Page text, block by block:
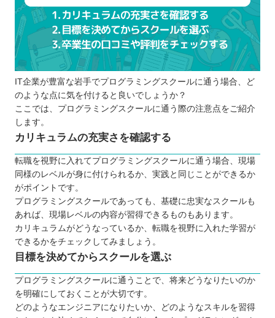
IT企業が豊富な岩手でプログラミングスクールに通う場合、ど
のような点に気を付けると良いでしょうか？
ここでは、プログラミングスクールに通う際の注意点をご紹介
します。
カリキュラムの充実さを確認する
転職を視野に入れてプログラミングスクールに通う場合、現場
同様のレベルが身に付けられるか、実践と同じことができるか
がポイントです。
プログラミングスクールであっても、基礎に忠実なスクールも
あれば、現場レベルの内容が習得できるものもあります。
カリキュラムがどうなっているか、転職を視野に入れた学習が
できるかをチェックしてみましょう。
目標を決めてからスクールを選ぶ
プログラミングスクールに通うことで、将来どうなりたいのか
を明確にしておくことが大切です。
どのようなエンジニアになりたいか、どのようなスキルを習得